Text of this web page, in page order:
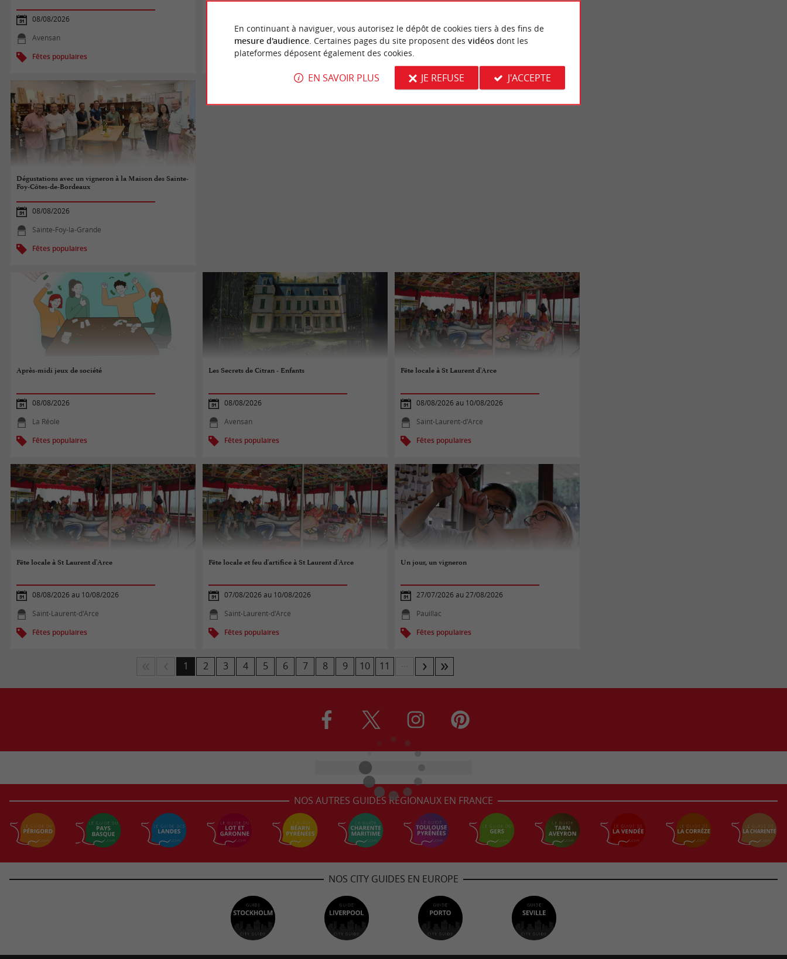
08/08/2026
Avensan
Fêtes populaires
Avensan
Fêtes populaires
Martignas-sur-Jalle
Dégustations avec un vigneron à la Maison des Sainte-
Foy-Côtes-de-Bordeaux
08/08/2026
Sainte-Foy-la-Grande
Fêtes populaires
Après-midi jeux de société
08/08/2026
La Réole
Fêtes populaires
Les Secrets de Citran - Enfants
08/08/2026
Avensan
Fêtes populaires
Fête locale à St Laurent d'Arce
08/08/2026 au 10/08/2026
Saint-Laurent-d'Arce
Fêtes populaires
Fête locale à St Laurent d'Arce
08/08/2026 au 10/08/2026
Saint-Laurent-d'Arce
Fêtes populaires
Fête locale et feu d'artifice à St Laurent d'Arce
07/08/2026 au 10/08/2026
Saint-Laurent-d'Arce
Fêtes populaires
Un jour, un vigneron
27/07/2026 au 27/08/2026
Pauillac
Fêtes populaires
1 2 3 4 5 6 7 8 9 10 11
NOS AUTRES GUIDES RÉGIONAUX EN FRANCE
NOS CITY GUIDES EN EUROPE
En continuant à naviguer, vous autorisez le dépôt de cookies tiers à des fins de
mesure d'audience. Certaines pages du site proposent des vidéosdont les
plateformes déposent également des cookies.
EN SAVOIR PLUS JE REFUSE J'ACCEPTE